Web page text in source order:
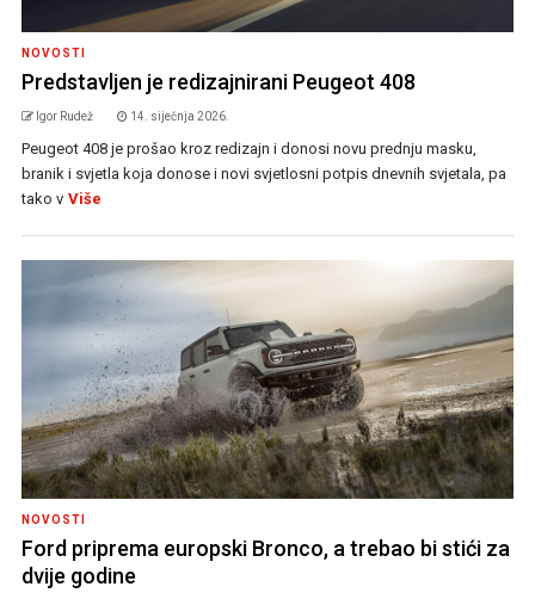
NOVOSTI
Predstavljen je redizajnirani Peugeot 408
Igor Rudež 14. siječnja 2026.
Peugeot 408 je prošao kroz redizajn i donosi novu prednju masku,
branik i svjetla koja donose i novi svjetlosni potpis dnevnih svjetala, pa
tako v Više
NOVOSTI
Ford priprema europski Bronco, a trebao bi stići za
dvije godine